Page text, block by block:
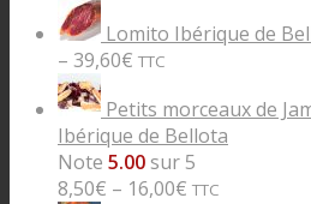
Lomito Ibérique de
– 39,60€ TTC
Petits morceaux de
Ibérique de Bellota
Note 5.00sur 5
8,50€ – 16,00€ TTC